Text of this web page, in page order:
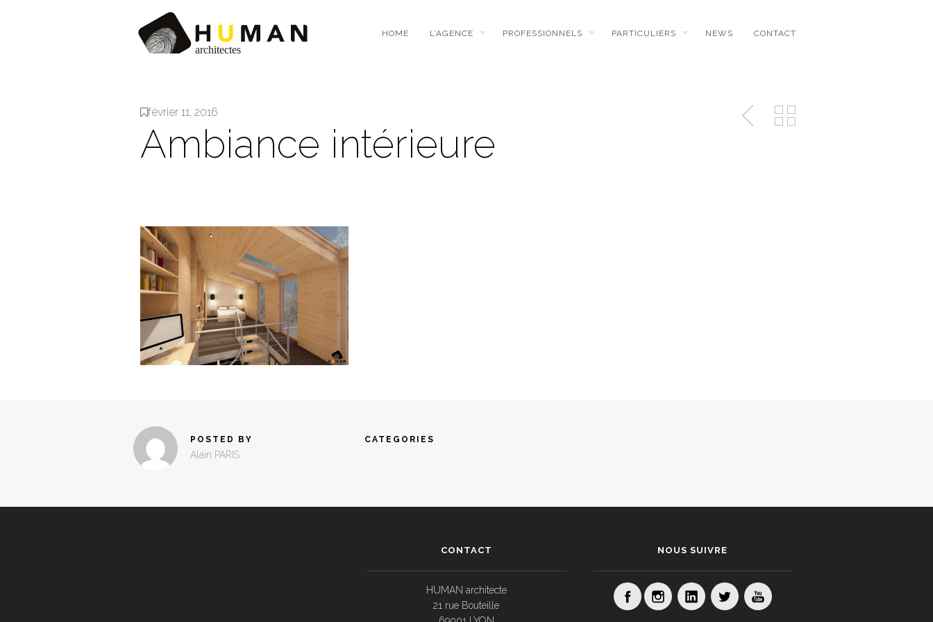
HOME L’AGENCE PROFESSIONNELS PARTICULIERS NEWS CONTACT
février 11, 2016
Ambiance intérieure
POSTED BY
Alain PARIS
CATEGORIES
CONTACT
HUMAN architecte
21 rue Bouteille
NOUS SUIVRE